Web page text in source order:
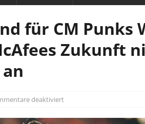
für CM Punks
Zukunft
deaktiviert